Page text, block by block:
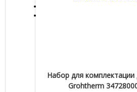
Набор для комплектации
Grohtherm